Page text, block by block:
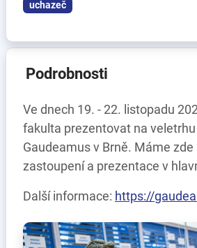
uchazeč
Podrobnosti
Ve dnech 19. - 22. listopadu
fakulta prezentovat na
Gaudeamus v Brně. Máme
zastoupení a prezentace v
Další informace: https://